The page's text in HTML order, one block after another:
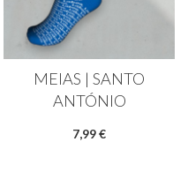
MEIAS | SANTO
ANTÓNIO
7,99 €